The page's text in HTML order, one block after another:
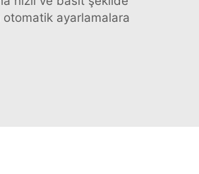
otomatik ayarlamalara